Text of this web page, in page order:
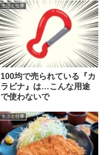
生活と仕事
100均で売られている『カ
ラビナ』は…こんな用途
で使わないで
生活と仕事